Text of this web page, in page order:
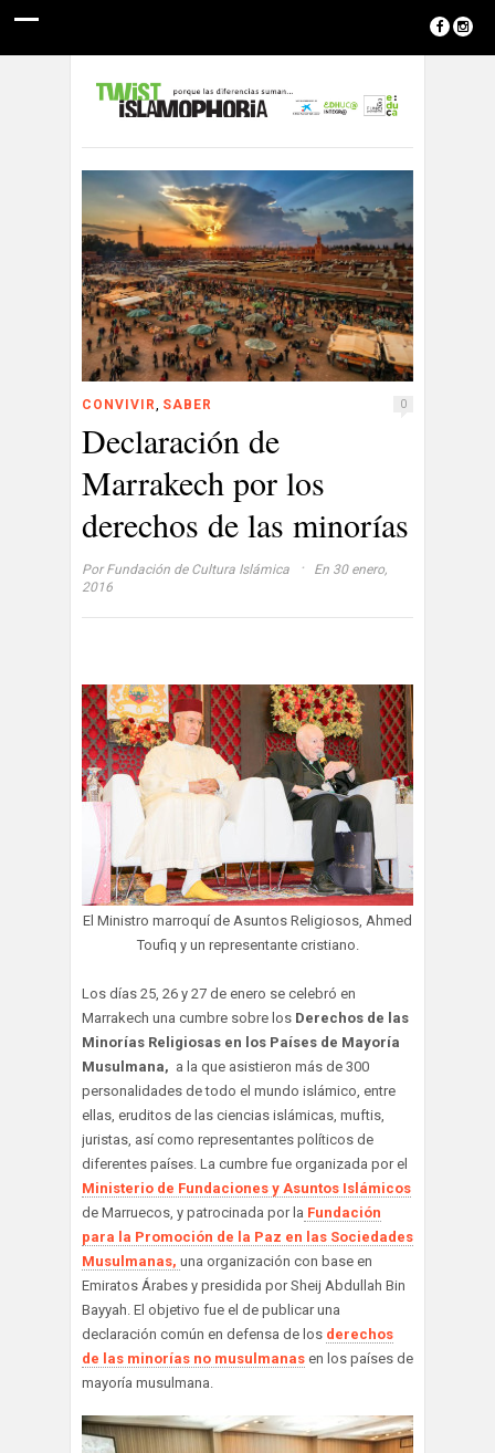
CONVIVIR, SABER 0
Declaración de
Marrakech por los
derechos de las minorías
Por Fundación de Cultura Islámica ·
En 30 enero,
2016
El Ministro marroquí de Asuntos Religiosos, Ahmed
Toufiq y un representante cristiano.
Los días 25, 26 y 27 de enero se celebró en
Marrakech una cumbre sobre los Derechos de las
Minorías Religiosas en los Países de Mayoría
Musulmana, a la que asistieron más de 300
personalidades de todo el mundo islámico, entre
ellas, eruditos de las ciencias islámicas, muftis,
juristas, así como representantes políticos de
diferentes países. La cumbre fue organizada por el
Ministerio de Fundaciones y Asuntos Islámicos
de Marruecos, y patrocinada por la Fundación
para la Promoción de la Paz en las Sociedades
Musulmanas, una organización con base en
Emiratos Árabes y presidida por Sheij Abdullah Bin
Bayyah. El objetivo fue el de publicar una
declaración común en defensa de los derechos
de las minorías no musulmanas en los países de
mayoría musulmana.